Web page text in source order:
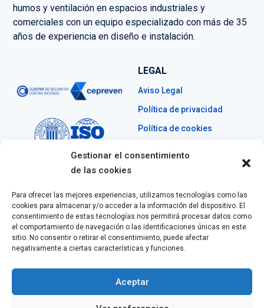
Gestionar el consentimiento
de las cookies
Para ofrecer las mejores experiencias, utilizamos tecnologías como las
cookies para almacenar y/o acceder a la información del dispositivo. El
consentimiento de estas tecnologías nos permitirá procesar datos como
el comportamiento de navegación o las identificaciones únicas en este
sitio. No consentir o retirar el consentimiento, puede afectar
negativamente a ciertas características y funciones.
Aceptar
humos y ventilación en espacios industriales y
comerciales con un equipo especializado con más de 35
años de experiencia en diseño e instalación.
+34 629 574 261
info@blinders.es
LinkedIn
LEGAL
Aviso Legal
Política de privacidad
Política de cookies